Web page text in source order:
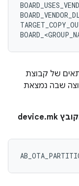
של קבוצת
שבה נמצאת